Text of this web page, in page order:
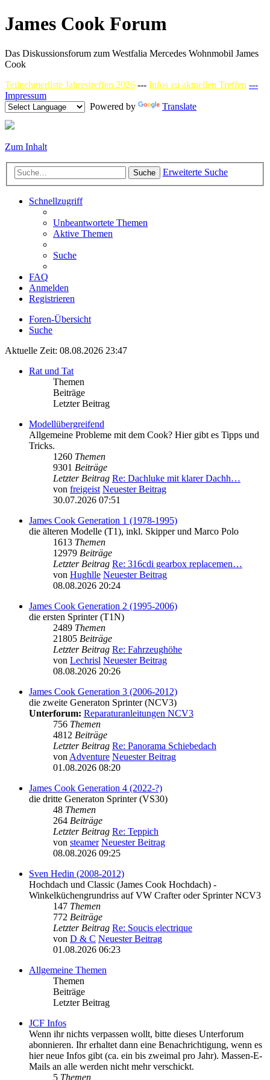
James Cook Forum
Das Diskussionsforum zum Westfalia Mercedes Wohnmobil James
Cook
Teilnehmerliste Jahrestreffen 2026 --- Infos zu aktuellen Treffen ---
Impressum
Powered by
Translate
Zum Inhalt
Suche Erweiterte Suche
Schnellzugriff
Unbeantwortete Themen
Aktive Themen
Suche
FAQ
Anmelden
Registrieren
Foren-Übersicht
Suche
Aktuelle Zeit: 08.08.2026 23:47
Rat und Tat
Themen
Beiträge
Letzter Beitrag
Modellübergreifend
Allgemeine Probleme mit dem Cook? Hier gibt es Tipps und
Tricks.
1260 Themen
9301 Beiträge
Letzter Beitrag Re: Dachluke mit klarer Dachh…
von freigeist Neuester Beitrag
30.07.2026 07:51
James Cook Generation 1 (1978-1995)
die älteren Modelle (T1), inkl. Skipper und Marco Polo
1613 Themen
12979 Beiträge
Letzter Beitrag Re: 316cdi gearbox replacemen…
von Hughlle Neuester Beitrag
08.08.2026 20:24
James Cook Generation 2 (1995-2006)
die ersten Sprinter (T1N)
2489 Themen
21805 Beiträge
Letzter Beitrag Re: Fahrzeughöhe
von Lechrisl Neuester Beitrag
08.08.2026 20:26
James Cook Generation 3 (2006-2012)
die zweite Generaton Sprinter (NCV3)
Unterforum: Reparaturanleitungen NCV3
756 Themen
4812 Beiträge
Letzter Beitrag Re: Panorama Schiebedach
vonAdventure Neuester Beitrag
01.08.2026 08:20
James Cook Generation 4 (2022-?)
die dritte Generaton Sprinter (VS30)
48 Themen
264 Beiträge
Letzter Beitrag Re: Teppich
von steamer Neuester Beitrag
08.08.2026 09:25
Sven Hedin (2008-2012)
Hochdach und Classic (James Cook Hochdach) -
Winkelküchengrundriss auf VW Crafter oder Sprinter NCV3
147 Themen
772 Beiträge
Letzter Beitrag Re: Soucis electrique
von D & C Neuester Beitrag
01.08.2026 06:23
Allgemeine Themen
Themen
Beiträge
Letzter Beitrag
JCF Infos
Wenn ihr nichts verpassen wollt, bitte dieses Unterforum
abonnieren. Ihr erhaltet dann eine Benachrichtigung, wenn es
hier neue Infos gibt (ca. ein bis zweimal pro Jahr). Massen-E-
Mails an alle werden nicht mehr verschickt.
5 Themen